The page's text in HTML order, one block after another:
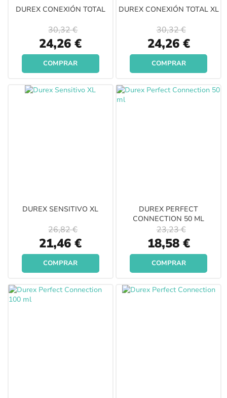
DUREX CONEXIÓN TOTAL
Special
Price
24,26 €
30,32 €
COMPRAR
DUREX CONEXIÓN TOTAL XL
Special
Price
24,26 €
30,32 €
COMPRAR
DUREX SENSITIVO XL
Special
Price
21,46 €
26,82 €
COMPRAR
DUREX PERFECT
CONNECTION 50 ML
Special
Price
18,58 €
23,23 €
COMPRAR